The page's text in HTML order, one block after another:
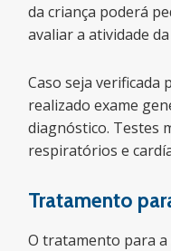
da criança poderá
avaliar a atividade da
Caso seja verificada
realizado exame
diagnóstico. Testes
respiratórios e
Tratamento
O tratamento para a